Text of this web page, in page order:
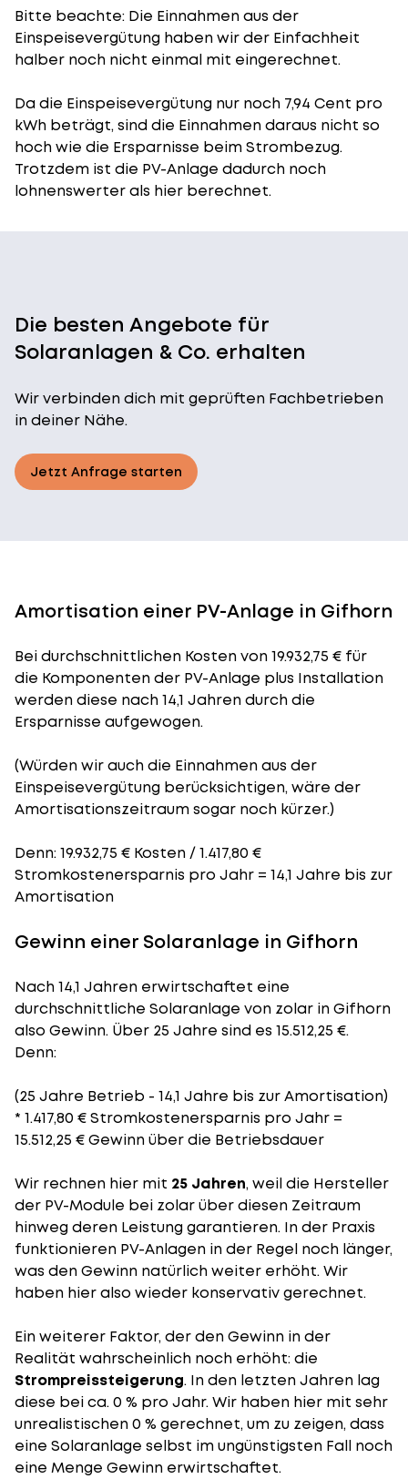
Bitte beachte: Die Einnahmen aus der
Einspeisevergütung haben wir der Einfachheit
halber noch nicht einmal mit eingerechnet.
Da die Einspeisevergütung nur noch 7,94 Cent pro
kWh beträgt, sind die Einnahmen daraus nicht so
hoch wie die Ersparnisse beim Strombezug.
Trotzdem ist die PV-Anlage dadurch noch
lohnenswerter als hier berechnet.
Die besten Angebote für
Solaranlagen & Co. erhalten
Wir verbinden dich mit geprüften Fachbetrieben
in deiner Nähe.
Jetzt Anfrage starten
Amortisation einer PV-Anlage in Gifhorn
Bei durchschnittlichen Kostenvon 19.932,75 € für
die Komponenten der PV-Anlage plus Installation
werden diese nach 14,1 Jahren durch die
Ersparnisse aufgewogen.
(Würden wir auch die Einnahmen aus der
Einspeisevergütung berücksichtigen, wäre der
Amortisationszeitraumsogar noch kürzer.)
Denn: 19.932,75 € Kosten / 1.417,80 €
Stromkostenersparnis pro Jahr = 14,1 Jahre bis zur
Amortisation
Gewinn einer Solaranlage in Gifhorn
Nach 14,1 Jahren erwirtschaftet eine
durchschnittliche Solaranlage von zolar in Gifhorn
also Gewinn. Über 25 Jahre sind es 15.512,25 €.
Denn:
(25 Jahre Betrieb - 14,1 Jahre bis zur Amortisation)
* 1.417,80 € Stromkostenersparnis pro Jahr =
15.512,25 € Gewinn über die Betriebsdauer
Wir rechnen hier mit 25 Jahren, weil die Hersteller
der PV-Module bei zolar über diesen Zeitraum
hinweg deren Leistung garantieren. In der Praxis
funktionieren PV-Anlagen in der Regel noch länger,
was den Gewinn natürlich weiter erhöht. Wir
haben hier also wieder konservativ gerechnet.
Ein weiterer Faktor, der den Gewinn in der
Realität wahrscheinlich noch erhöht: die
Strompreissteigerung. In den letzten Jahren lag
diese bei ca. 0 % pro Jahr. Wir haben hier mit sehr
unrealistischen 0 % gerechnet, um zu zeigen, dass
eine Solaranlage selbst im ungünstigsten Fall noch
eine Menge Gewinn erwirtschaftet.